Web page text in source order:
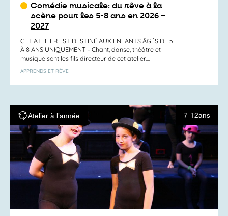
Comédie musicale: du rêve à la
scène pour les 5-8 ans en 2026 –
2027
CET ATELIER EST DESTINÉ AUX ENFANTS ÂGÉS DE 5
À 8 ANS UNIQUEMENT - Chant, danse, théâtre et
musique sont les fils directeur de cet atelier....
APPRENDS ET RÊVE
Atelier à l’année 7-12ans